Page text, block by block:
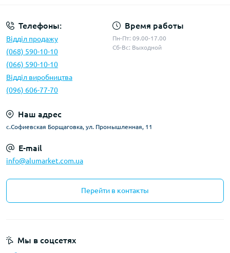
Телефоны:
Відділ продажу
(068) 590-10-10
(066) 590-10-10
Відділ виробництва
(096) 606-77-70
Время работы
Пн-Пт: 09.00-17.00
Сб-Вс: Выходной
Наш адрес
с.Софиевская Борщаговка, ул. Промышленная, 11
E-mail
info@alumarket.com.ua
Перейти в контакты
Мы в соцсетях